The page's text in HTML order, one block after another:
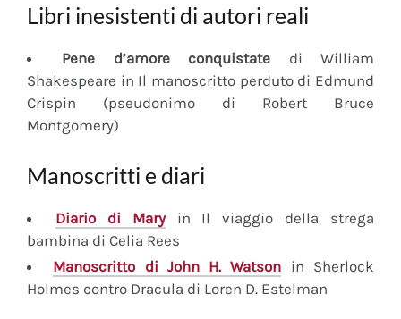
Libri inesistenti di autori reali
Pene d’amore conquistate di William
Shakespeare in Il manoscritto perduto di Edmund
Crispin (pseudonimo di Robert Bruce
Montgomery)
Manoscritti e diari
Diariodi Maryin Il viaggio della strega
bambina di Celia Rees
Manoscritto di John H. Watson in Sherlock
Holmes contro Dracula di Loren D. Estelman